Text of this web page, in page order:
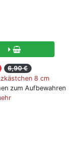
6,90 €
8 cm
zum Aufbewahren